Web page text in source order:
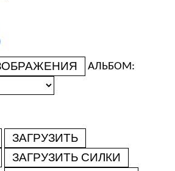
АЛЬБОМ:
ЗАГРУЗИТЬ
ЗАГРУЗИТЬ СИЛКИ